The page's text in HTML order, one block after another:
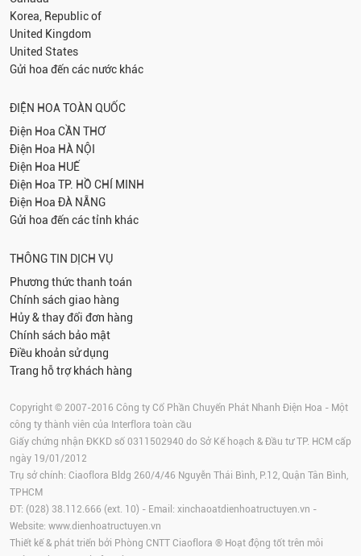
Korea, Republic of
United Kingdom
United States
Gửi hoa đến các nước khác
ĐIỆN HOA TOÀN QUỐC
Điện Hoa CẦN THƠ
Điện Hoa HÀ NỘI
Điện Hoa HUẾ
Điện Hoa TP. HỒ CHÍ MINH
Điện Hoa ĐÀ NẴNG
Gửi hoa đến các tỉnh khác
THÔNG TIN DỊCH VỤ
Phương thức thanh toán
Chính sách giao hàng
Hủy & thay đổi đơn hàng
Chính sách bảo mật
Điều khoản sử dụng
Trang hỗ trợ khách hàng
Copyright © 2007-2016 Công ty Cổ Phần Chuyển Phát Nhanh Điện Hoa - Một
công ty thành viên của Interflora toàn cầu
Giấy chứng nhận ĐKKD số 0311502940 do Sở Kế hoạch & Đầu tư TP. HCM cấp
ngày 19/01/2012
Trụ sở chính: Ciaoflora Bldg 260/4/46 Nguyễn Thái Bình, P.12, Quận Tân Bình,
TPHCM
ĐT: (028) 38.112.666 (ext. 10) - Email: xinchaoatdienhoatructuyen.vn -
Website: www.dienhoatructuyen.vn
Thiết kế & phát triển bởi Phòng CNTT Ciaoflora ® Hoạt động tốt trên môi